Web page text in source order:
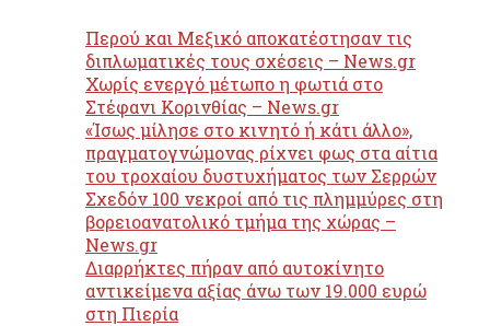
Περού και Μεξικό αποκατέστησαν τις
διπλωματικές τους σχέσεις – News.gr
Χωρίς ενεργό μέτωπο η φωτιά στο
Στέφανι Κορινθίας – News.gr
«Ίσως μίλησε στο κινητό ή κάτι άλλο»,
πραγματογνώμονας ρίχνει φως στα αίτια
του τροχαίου δυστυχήματος των Σερρών
Σχεδόν 100 νεκροί από τις πλημμύρες στη
βορειοανατολικό τμήμα της χώρας –
News.gr
Διαρρήκτες πήραν από αυτοκίνητο
αντικείμενα αξίας άνω των 19.000 ευρώ
στη Πιερία